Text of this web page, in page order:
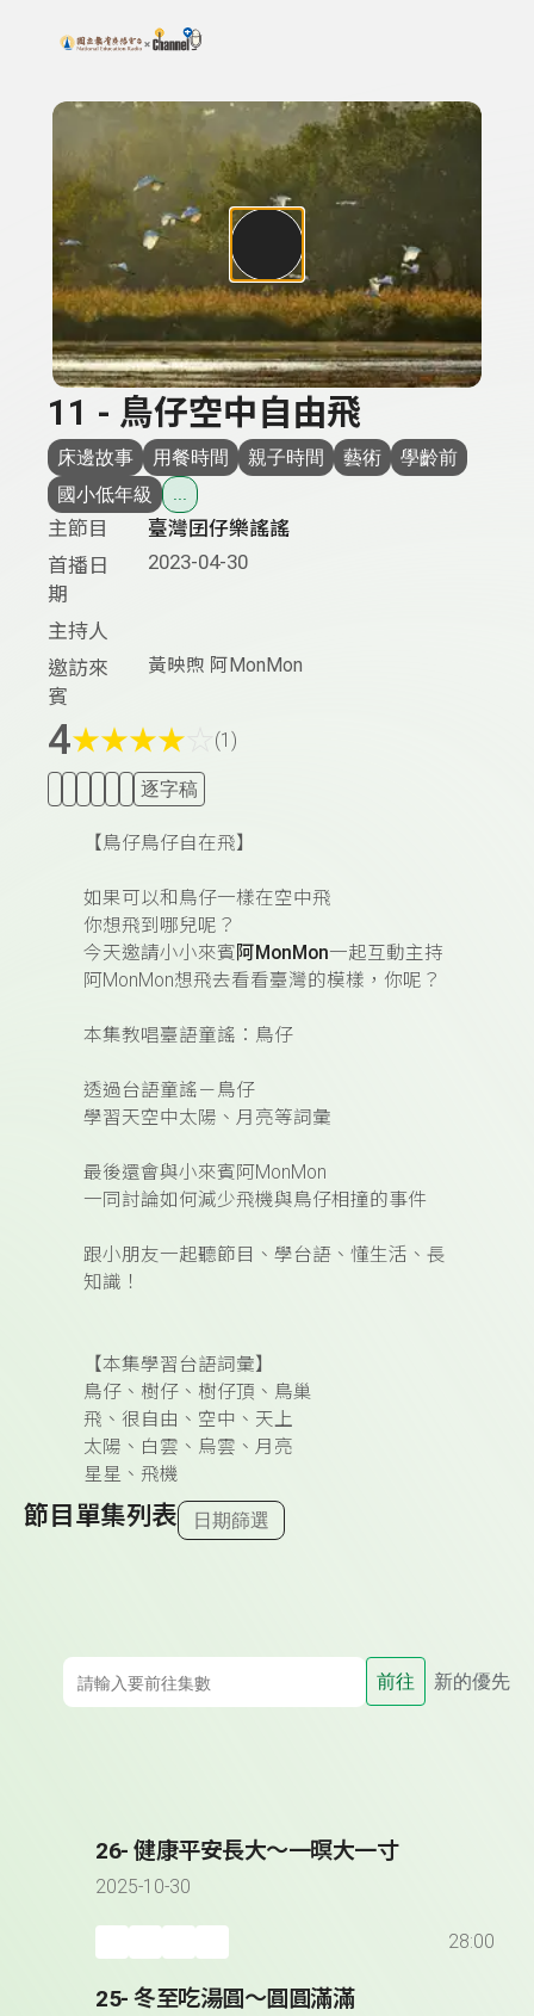
上方功能區塊
搜尋關鍵字：可輸入節目名稱、主持人或關鍵字
11 - 鳥仔空中自由飛
床邊故事 用餐時間 親子時間 藝術
學齡前
國小低年級
...
主節目
臺灣囝仔樂謠謠
首播日
期
2023-04-30
主持人
邀訪來
賓
黃映煦 阿MonMon
4★★★★ (1)
逐字稿
【鳥仔鳥仔自在飛】
如果可以和鳥仔一樣在空中飛
你想飛到哪兒呢？
今天邀請小小來賓 阿MonMon一起互動主持
阿MonMon想飛去看看臺灣的模樣，你呢？
本集教唱臺語童謠：鳥仔
透過台語童謠－鳥仔
學習天空中太陽、月亮等詞彙
最後還會與小來賓阿MonMon
一同討論如何減少飛機與鳥仔相撞的事件
跟小朋友一起聽節目、學台語、懂生活、長
知識！
【本集學習台語詞彙】
鳥仔、樹仔、樹仔頂、鳥巢
飛、很自由、空中、天上
太陽、白雲、烏雲、月亮
星星、飛機
節目單集列表 日期篩選
前往 新的優先
26- 健康平安長大～一暝大一寸
2025-10-30
28:00
25- 冬至吃湯圓～圓圓滿滿